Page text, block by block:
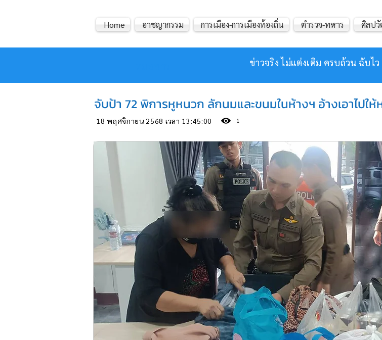
ข่าวจริง ไม่แต่งเติม ครบถ้วน ฉับไ
Home อาชญากรรม การเมือง-การเมืองท้องถิ่น ตำรวจ-ทหาร ศิลป
จับป้า 72 พิการหูหนวก ลักนมและขนมในห้างฯ อ้างเอาไป
18 พฤศจิกายน 2568 เวลา 13:45:00 1